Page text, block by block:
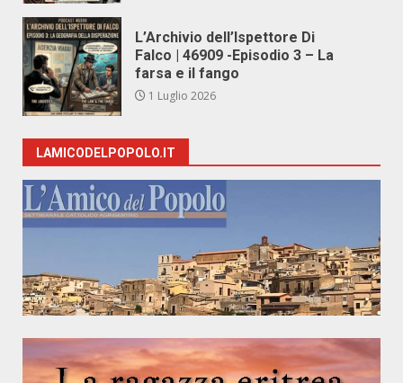
L’Archivio dell’Ispettore Di
Falco | 46909 -Episodio 3 – La
farsa e il fango
1 Luglio 2026
LAMICODELPOPOLO.IT